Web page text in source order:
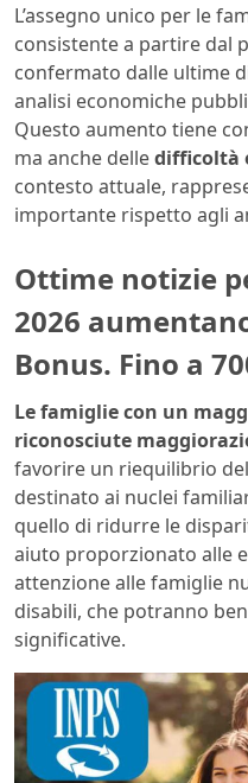
L’assegno unico per le
consistente a partire dal
confermato dalle ultime
analisi economiche
Questo aumento tiene
ma anche delledifficoltà
contesto attuale,
importante rispetto agli
Ottime notizie
2026
Bonus. Fino a
Le famiglie con un
riconosciute
favorire un riequilibrio
destinato ai nuclei
quello di ridurre le
aiuto proporzionato alle
attenzione alle famiglie
disabili, che potranno
significative.